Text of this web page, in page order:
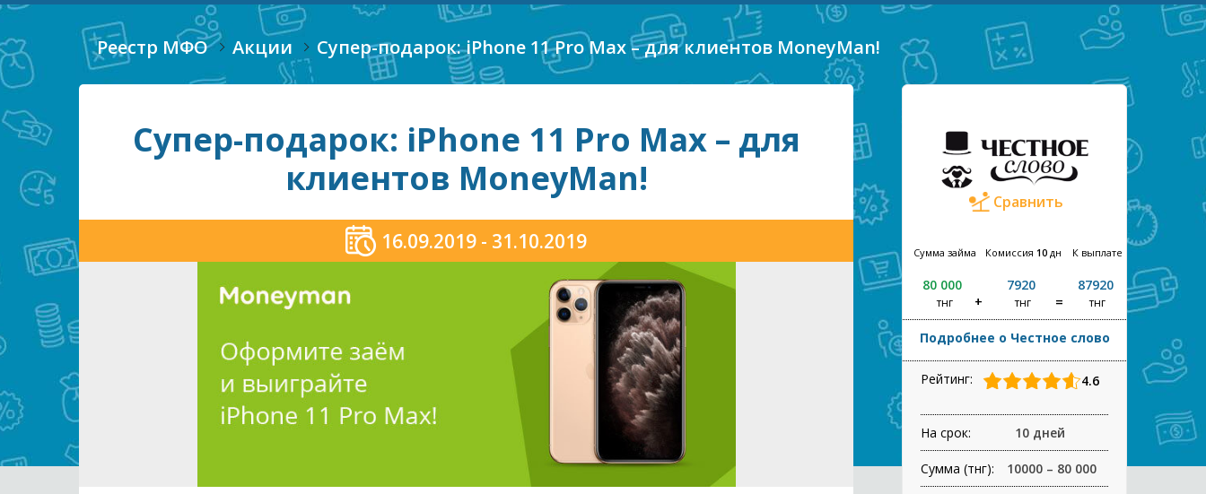
Реестр МФО Акции Супер-подарок: iPhone 11 Pro Max – для клиентов MoneyMan!
Супер-подарок: iPhone 11 Pro Max – для
клиентов MoneyMan!
16.09.2019 - 31.10.2019
Сравнить
Сумма займа
80 000
тнг
Комиссия 10дн
7920
тнг
К выплате
87920
тнг
Подробнее о Честное слово
Рейтинг: 4.6
На срок: 10 дней
Сумма (тнг): 10000 – 80 000